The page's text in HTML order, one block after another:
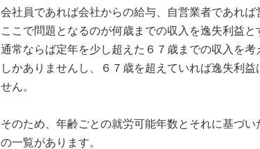
会社員であれば会社からの給与、自営業者であれば
ここで問題となるのが何歳までの収入を逸失利益と
通常ならば定年を少し超えた６７歳までの収入を
しかありませんし、６７歳を超えていれば逸失利
せん。
そのため、年齢ごとの就労可能年数とそれに基づ
の一覧があります。